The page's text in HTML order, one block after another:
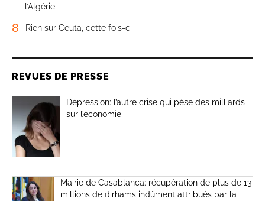
l’Algérie
8 Rien sur Ceuta, cette fois-ci
REVUES DE PRESSE
Dépression: l’autre crise qui pèse des milliards
sur l’économie
Mairie de Casablanca: récupération de plus de 13
millions de dirhams indûment attribués par la